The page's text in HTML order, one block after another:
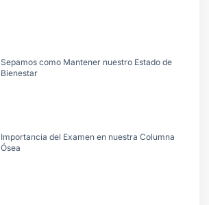
Sepamos como Mantener nuestro Estado de
Bienestar
Importancia del Examen en nuestra Columna
Ósea